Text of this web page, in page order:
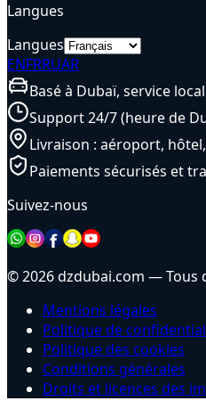
Langues
Langues
ENFRRUAR
Basé à Dubaï, service
Support 24/7 (heure de
Livraison : aéroport,
Paiements sécurisés et
Suivez-nous
© 2026 dzdubai.com — Tous
Mentions légales
Politique de
Politique des cookies
Conditions générales
Droits et licences des